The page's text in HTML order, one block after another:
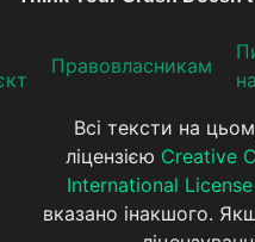
Прaвoвлaсникaм
Всі тексти на
ліцензією Creative
International License
вказано інакшого.